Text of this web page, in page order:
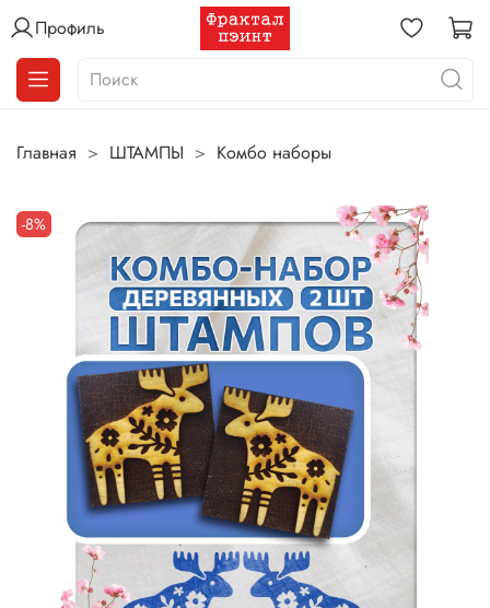
Профиль
Главная ШТАМПЫ Комбо наборы
-8%